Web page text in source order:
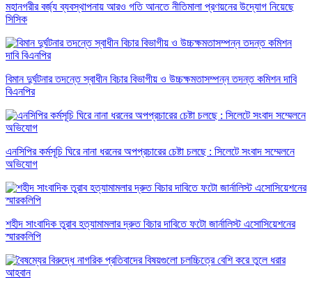
মহানগরীর বর্জ্য ব্যবস্থাপনায় আরও গতি আনতে নীতিমালা প্রণয়নের উদ্যোগ নিয়েছে
সিসিক
বিমান দুর্ঘটনার তদন্তে স্বাধীন বিচার বিভাগীয় ও উচ্চক্ষমতাসম্পন্ন তদন্ত কমিশন দাবি
বিএনপির
এনসিপির কর্মসূচি ঘিরে নানা ধরনের অপপ্রচারের চেষ্টা চলছে : সিলেটে সংবাদ সম্মেলনে
অভিযোগ
শহীদ সাংবাদিক তুরাব হত্যামামলার দ্রুত বিচার দাবিতে ফটো জার্নালিস্ট এসোসিয়েশনের
স্মারকলিপি